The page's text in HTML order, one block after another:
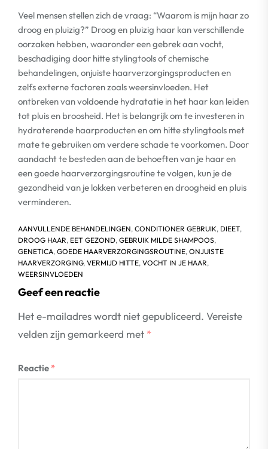
Veel mensen stellen zich de vraag: “Waarom is mijn haar zo
droog en pluizig?” Droog en pluizig haar kan verschillende
oorzaken hebben, waaronder een gebrek aan vocht,
beschadiging door hitte stylingtools of chemische
behandelingen, onjuiste haarverzorgingsproducten en
zelfs externe factoren zoals weersinvloeden. Het
ontbreken van voldoende hydratatie in het haar kan leiden
tot pluis en broosheid. Het is belangrijk om te investeren in
hydraterende haarproducten en om hitte stylingtools met
mate te gebruiken om verdere schade te voorkomen. Door
aandacht te besteden aan de behoeften van je haar en
een goede haarverzorgingsroutine te volgen, kun je de
gezondheid van je lokken verbeteren en droogheid en pluis
verminderen.
AANVULLENDE BEHANDELINGEN, CONDITIONER GEBRUIK, DIEET,
DROOG HAAR, EET GEZOND, GEBRUIK MILDE SHAMPOOS,
GENETICA, GOEDE HAARVERZORGINGSROUTINE, ONJUISTE
HAARVERZORGING, VERMIJD HITTE, VOCHT IN JE HAAR,
WEERSINVLOEDEN
Geef een reactie
Het e-mailadres wordt niet gepubliceerd. Vereiste
velden zijn gemarkeerd met *
Reactie *